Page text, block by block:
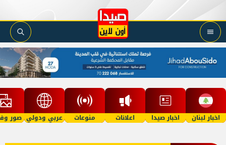
اخبار لبنان اخبار صيدا اعلانات منوعات عربي ودولي صور